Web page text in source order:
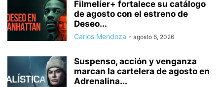
Filmelier+ fortalece su catálogo
de agosto con el estreno de
Deseo...
Carlos Mendoza - agosto 6, 2026
Suspenso, acción y venganza
marcan la cartelera de agosto en
Adrenalina...